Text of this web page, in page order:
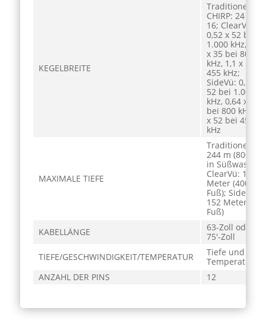
KEGELBREITE
Traditionelles
CHIRP: 24 bis
16; ClearVü:
0,52 x 52 bei
1.000 kHz, 0,64
x 35 bei 800
kHz, 1,1 x 52
455 kHz;
SideVü: 0,52 x
52 bei 1.000
kHz, 0,64 x 35
bei 800 kHz,
x 52 bei 455
kHz
MAXIMALE TIEFE
Traditionell:
244 m (800
in Süßwasser;
ClearVü: 122
Meter (400
Fuß); SideVü:
152 Meter (500
Fuß)
KABELLÄNGE
63-Zoll oder
75′-Zoll
TIEFE/GESCHWINDIGKEIT/TEMPERATUR
Tiefe und
Temperatur
ANZAHL DER PINS
12